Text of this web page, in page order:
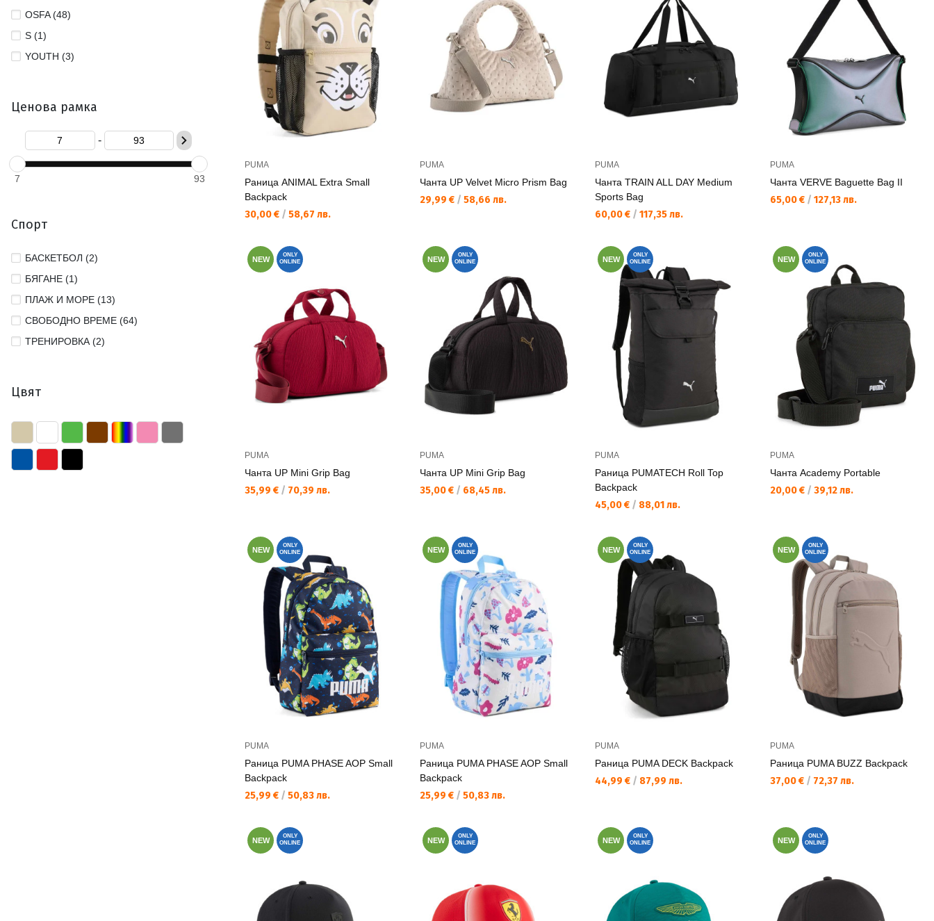
OSFA (48)
S (1)
YOUTH (3)
Ценова рамка
-
7 93
Спорт
БАСКЕТБОЛ (2)
БЯГАНЕ (1)
ПЛАЖ И МОРЕ (13)
СВОБОДНО ВРЕМЕ (64)
ТРЕНИРОВКА (2)
Цвят
PUMA
Раница ANIMAL Extra Small
Backpack
Текуща цена:
30,00 € / 58,67 лв.
PUMA
Чанта UP Velvet Micro Prism Bag
Текуща цена:
29,99 € / 58,66 лв.
PUMA
Чанта TRAIN ALL DAY Medium
Sports Bag
Текуща цена:
60,00 € / 117,35 лв.
PUMA
Чанта VERVE Baguette Bag II
Текуща цена:
65,00 € / 127,13 лв.
NEW
ONLY
ONLINE
PUMA
Чанта UP Mini Grip Bag
Текуща цена:
35,99 € / 70,39 лв.
NEW
ONLY
ONLINE
PUMA
Чанта UP Mini Grip Bag
Текуща цена:
35,00 € / 68,45 лв.
NEW
ONLY
ONLINE
PUMA
Раница PUMATECH Roll Top
Backpack
Текуща цена:
45,00 € / 88,01 лв.
NEW
ONLY
ONLINE
PUMA
Чанта Academy Portable
Текуща цена:
20,00 € / 39,12 лв.
NEW
ONLY
ONLINE
PUMA
Раница PUMA PHASE AOP Small
Backpack
Текуща цена:
25,99 € / 50,83 лв.
NEW
ONLY
ONLINE
PUMA
Раница PUMA PHASE AOP Small
Backpack
Текуща цена:
25,99 € / 50,83 лв.
NEW
ONLY
ONLINE
PUMA
Раница PUMA DECK Backpack
Текуща цена:
44,99 € / 87,99 лв.
NEW
ONLY
ONLINE
PUMA
Раница PUMA BUZZ Backpack
Текуща цена:
37,00 € / 72,37 лв.
NEW
ONLY
ONLINE
NEW
ONLY
ONLINE
NEW
ONLY
ONLINE
NEW
ONLY
ONLINE